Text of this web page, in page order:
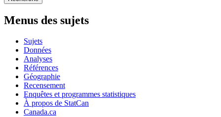
Menus des sujets
Sujets
Données
Analyses
Références
Géographie
Recensement
Enquêtes et programmes statistiques
À propos de StatCan
Canada.ca